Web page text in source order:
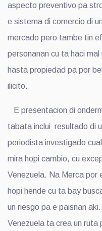
aspecto preventivo pa
e sistema di comercio di
mercado pero tambe tin
personanan cu ta haci
hasta propiedad pa por
ilicito.
E presentacion di
tabata inclui resultado di
periodista investigado
mira hopi cambio, cu
Venezuela. Na Merca por
hopi hende cu ta bay
un riesgo pa e paisnan
Venezuela ta crea un ruta